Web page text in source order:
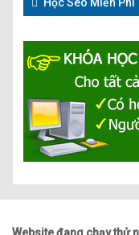
Học Seo Miễn Phí